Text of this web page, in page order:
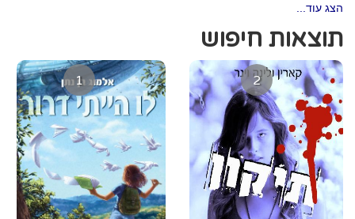
הצג עוד...
תוצאות חיפוש
1 2